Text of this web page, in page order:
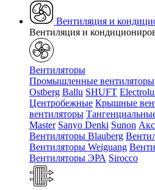
Вентиляция и
Вентиляция и
Вентиляторы
Промышленные вентиляторы
Ostberg Ballu SHUFT
Центробежные Крышные
вентиляторы
Master Sanyo Denki Sunon
Вентиляторы Blauberg
Вентиляторы Weiguang
Вентиляторы ЭРА Sirocco